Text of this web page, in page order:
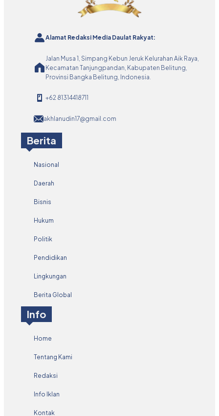
Alamat Redaksi Media Daulat Rakyat:
Jalan Musa 1, Simpang Kebun Jeruk Kelurahan Aik Raya,
Kecamatan Tanjungpandan, Kabupaten Belitung,
Provinsi Bangka Belitung, Indonesia.
+62 81314418711
akhlanudin17@gmail.com
Berita
Nasional
Daerah
Bisnis
Hukum
Politik
Pendidikan
Lingkungan
Berita Global
Info
Home
Tentang Kami
Redaksi
Info Iklan
Kontak